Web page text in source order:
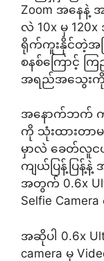
Zoom အနေနဲ့
လဲ 10x မှ
ရိုက်ကူးနိုင်တဲ့အပြ
စနစ်ကြောင့်
အရည်အသွေးကို
အနောက်ဘက် က
ကို သုံးထားတာ
မှာလဲ ခေတ်လူ
ကျယ်ပြန့်ပြန့်နဲ့
အတွက် 0.6x
Selfie
အဆိုပါ 0.6x
camera မှ